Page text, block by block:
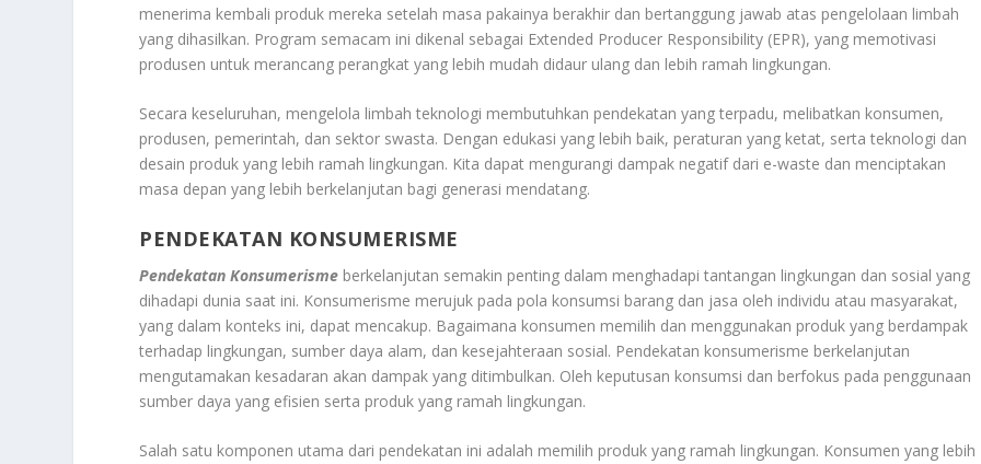
menerima kembali produk mereka setelah masa pakainya berakhir dan bertanggung jawab atas pengelolaan limbah
yang dihasilkan. Program semacam ini dikenal sebagai Extended Producer Responsibility (EPR), yang memotivasi
produsen untuk merancang perangkat yang lebih mudah didaur ulang dan lebih ramah lingkungan.
Secara keseluruhan, mengelola limbah teknologi membutuhkan pendekatan yang terpadu, melibatkan konsumen,
produsen, pemerintah, dan sektor swasta. Dengan edukasi yang lebih baik, peraturan yang ketat, serta teknologi dan
desain produk yang lebih ramah lingkungan. Kita dapat mengurangi dampak negatif dari e-waste dan menciptakan
masa depan yang lebih berkelanjutan bagi generasi mendatang.
PENDEKATAN KONSUMERISME
Pendekatan Konsumerisme berkelanjutan semakin penting dalam menghadapi tantangan lingkungan dan sosial yang
dihadapi dunia saat ini. Konsumerisme merujuk pada pola konsumsi barang dan jasa oleh individu atau masyarakat,
yang dalam konteks ini, dapat mencakup. Bagaimana konsumen memilih dan menggunakan produk yang berdampak
terhadap lingkungan, sumber daya alam, dan kesejahteraan sosial. Pendekatan konsumerisme berkelanjutan
mengutamakan kesadaran akan dampak yang ditimbulkan. Oleh keputusan konsumsi dan berfokus pada penggunaan
sumber daya yang efisien serta produk yang ramah lingkungan.
Salah satu komponen utama dari pendekatan ini adalah memilih produk yang ramah lingkungan. Konsumen yang lebih